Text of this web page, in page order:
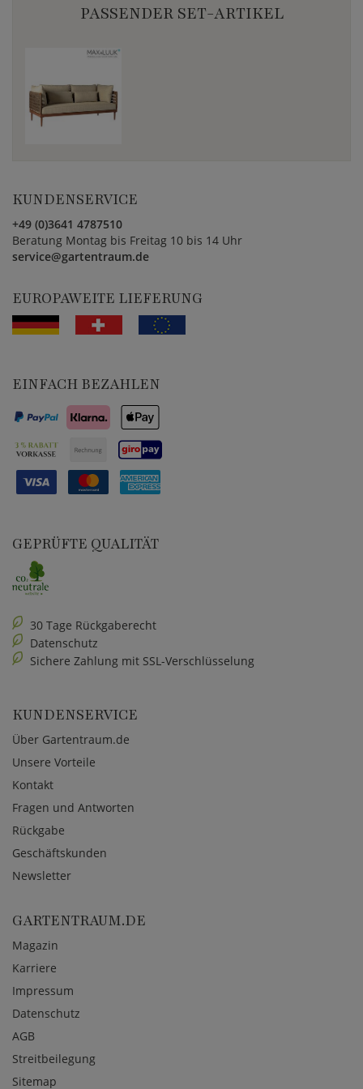
PASSENDER SET-ARTIKEL
KUNDENSERVICE
+49 (0)3641 4787510
Beratung Montag bis Freitag 10 bis 14 Uhr
service@gartentraum.de
EUROPAWEITE LIEFERUNG
EINFACH BEZAHLEN
GEPRÜFTE QUALITÄT
30 Tage Rückgaberecht
Datenschutz
Sichere Zahlung mit SSL-Verschlüsselung
KUNDENSERVICE
Über Gartentraum.de
Unsere Vorteile
Kontakt
Fragen und Antworten
Rückgabe
Geschäftskunden
Newsletter
GARTENTRAUM.DE
Magazin
Karriere
Impressum
Datenschutz
AGB
Streitbeilegung
Sitemap